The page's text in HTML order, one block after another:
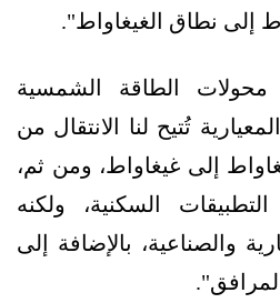
إلى نطاق الغيغاواط".
الطاقة الشمسية
تُتيح لنا الانتقال من
إلى غيغاواط، ومن ثم،
السكنية، ولكنه
والصناعية، بالإضافة إلى